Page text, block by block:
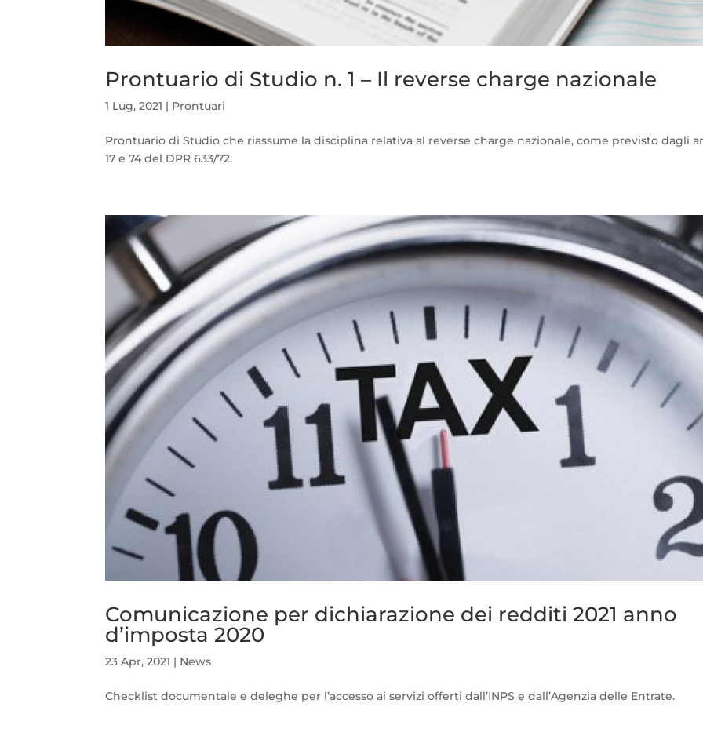
Prontuario di Studio n. 1 – Il reverse charge nazionale
1 Lug, 2021 | Prontuari
Prontuario di Studio che riassume la disciplina relativa al reverse charge nazionale, come previsto dagli
17 e 74 del DPR 633/72.
Comunicazione per dichiarazione dei redditi 2021 anno
d’imposta 2020
23 Apr, 2021 | News
Checklist documentale e deleghe per l’accesso ai servizi offerti dall’INPS e dall’Agenzia delle Entrate.